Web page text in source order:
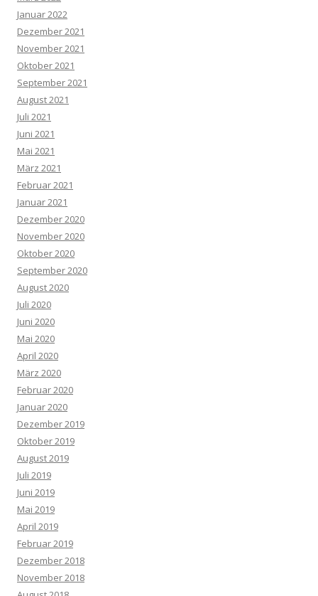
Januar 2022
Dezember 2021
November 2021
Oktober 2021
September 2021
August 2021
Juli 2021
Juni 2021
Mai 2021
März 2021
Februar 2021
Januar 2021
Dezember 2020
November 2020
Oktober 2020
September 2020
August 2020
Juli 2020
Juni 2020
Mai 2020
April 2020
März 2020
Februar 2020
Januar 2020
Dezember 2019
Oktober 2019
August 2019
Juli 2019
Juni 2019
Mai 2019
April 2019
Februar 2019
Dezember 2018
November 2018